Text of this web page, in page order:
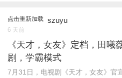
点击重新加载 szuyu
6 天前
《天才，女友》定档，田曦
剧，学霸模式
7月31日，电视剧《天才，女友》官